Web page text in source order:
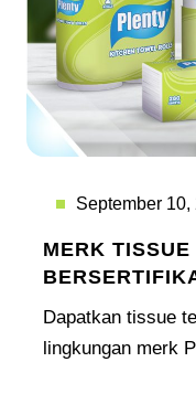
September 10,
MERK
Dapatkan tissue
lingkungan merk